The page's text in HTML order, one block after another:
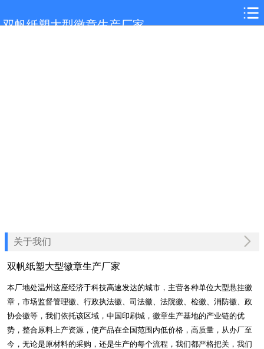
双帆纸塑大型徽章生产厂家
网站首页
关于我们
双帆纸塑大型徽章生产厂家
本厂地处温州这座经济于科技高速发达的城市，主营各种单位大型悬挂徽
章，市场监督管理徽、行政执法徽、司法徽、法院徽、检徽、消防徽、政
协会徽等，我们依托该区域，中国印刷城，徽章生产基地的产业链的优
势，整合原料上产资源，使产品在全国范围内低价格，高质量，从办厂至
今，无论是原材料的采购，还是生产的每个流程，我们都严格把关，我们